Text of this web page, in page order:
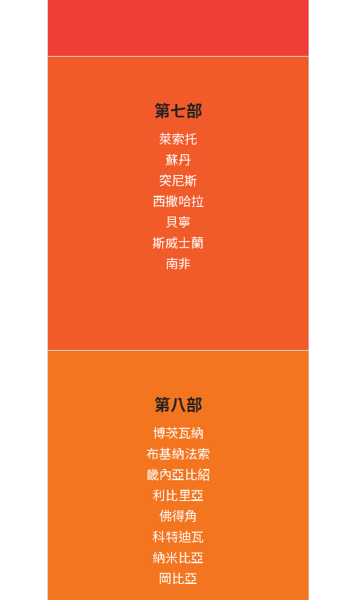
第七部
萊索托
蘇丹
突尼斯
西撒哈拉
貝寧
斯威士蘭
南非
第八部
博茨瓦納
布基納法索
畿內亞比紹
利比里亞
佛得角
科特迪瓦
納米比亞
岡比亞